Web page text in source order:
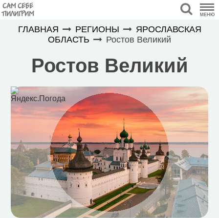
САМ СЕБЕ
ПИЛИГРИМ МЕНЮ
ГЛАВНАЯ РЕГИОНЫ
ЯРОСЛАВСКАЯ
ОБЛАСТЬ
Ростов Великий
Ростов Великий